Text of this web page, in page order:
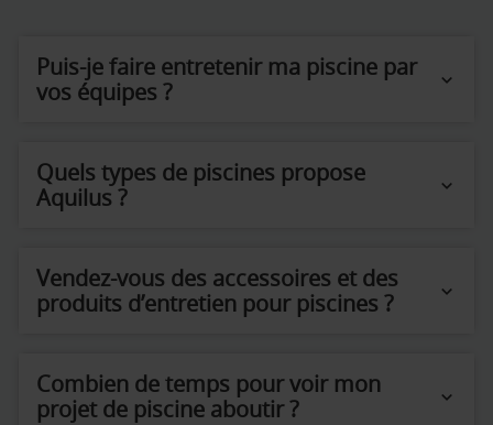
Puis-je faire entretenir ma piscine par
vos équipes ?
Quels types de piscines propose
Aquilus ?
Vendez-vous des accessoires et des
produits d’entretien pour piscines ?
Combien de temps pour voir mon
projet de piscine aboutir ?